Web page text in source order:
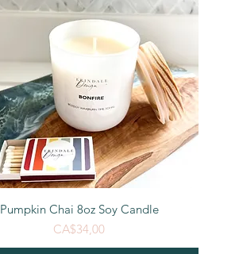
Tampilan Cepat
Pumpkin Chai 8oz Soy Candle
Harga
CA$34,00